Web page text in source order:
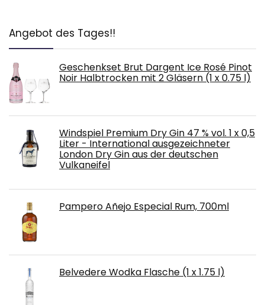
Angebot des Tages!!
Geschenkset Brut Dargent Ice Rosé Pinot
Noir Halbtrocken mit 2 Gläsern (1 x 0.75 l)
Windspiel Premium Dry Gin 47 % vol. 1 x 0,5
Liter - International ausgezeichneter
London Dry Gin aus der deutschen
Vulkaneifel
Pampero Añejo Especial Rum, 700ml
Belvedere Wodka Flasche (1 x 1.75 l)